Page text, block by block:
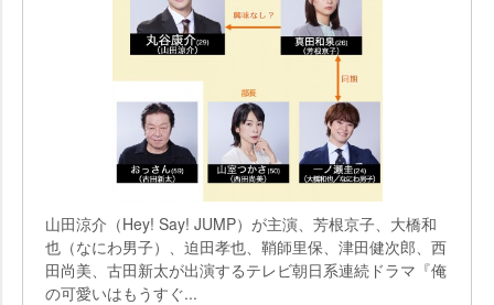
山田涼介（Hey! Say! JUMP）が主演、芳根京子、大橋和
也（なにわ男子）、迫田孝也、鞘師里保、津田健次郎、西
田尚美、古田新太が出演するテレビ朝日系連続ドラマ『俺
の可愛いはもうすぐ...